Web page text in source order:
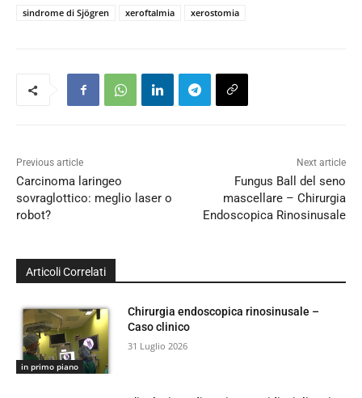
sindrome di Sjögren xeroftalmia xerostomia
Previous article
Carcinoma laringeo
sovraglottico: meglio laser o
robot?
Next article
Fungus Ball del seno
mascellare – Chirurgia
Endoscopica Rinosinusale
Articoli Correlati
in primo piano
Chirurgia endoscopica rinosinusale –
Caso clinico
31 Luglio 2026